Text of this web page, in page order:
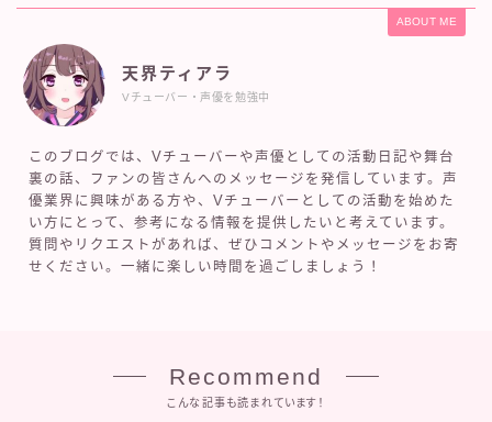
ABOUT ME
天界ティアラ
Vチューバー・声優を勉強中
このブログでは、Vチューバーや声優としての活動日記や舞台
裏の話、ファンの皆さんへのメッセージを発信しています。声
優業界に興味がある方や、Vチューバーとしての活動を始めた
い方にとって、参考になる情報を提供したいと考えています。
質問やリクエストがあれば、ぜひコメントやメッセージをお寄
せください。一緒に楽しい時間を過ごしましょう！
Recommend
こんな記事も読まれています！